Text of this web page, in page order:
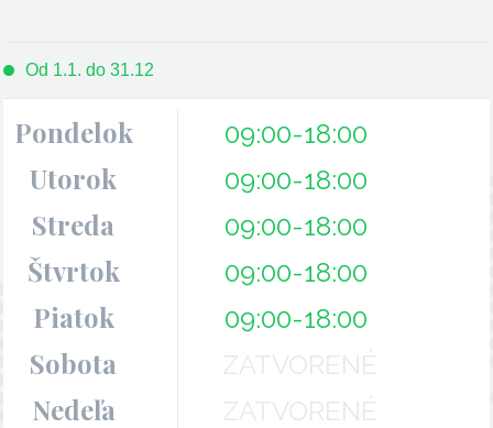
Od 1.1. do 31.12
Pondelok 09:00-18:00
Utorok 09:00-18:00
Streda 09:00-18:00
Štvrtok 09:00-18:00
Piatok 09:00-18:00
Sobota ZATVORENÉ
Nedeľa ZATVORENÉ